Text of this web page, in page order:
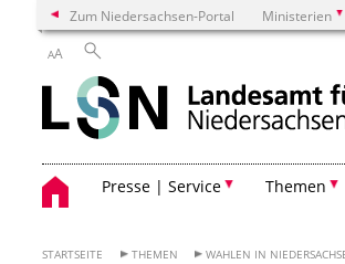
Zum Niedersachsen-Portal Ministerien
AA
Presse | Service Themen
STARTSEITE THEMEN WAHLEN IN